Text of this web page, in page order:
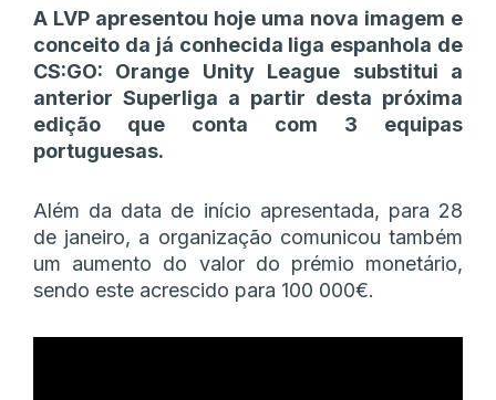
A LVP apresentou hoje uma nova imagem e
conceito da já conhecida liga espanhola de
CS:GO: Orange Unity League substitui a
anterior Superliga a partir desta próxima
edição que conta com 3 equipas
portuguesas.
Além da data de início apresentada, para 28
de janeiro, a organização comunicou também
um aumento do valor do prémio monetário,
sendo este acrescido para 100 000€.